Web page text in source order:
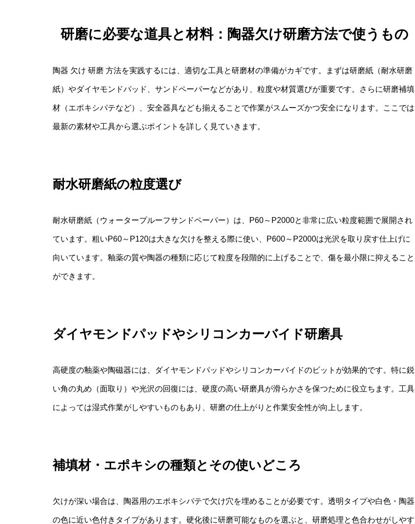
研磨に必要な道具と材料：陶器欠け研磨方法で使うもの
陶器 欠け 研磨 方法を実践するには、適切な工具と研磨材の準備がカギです。まずは研磨紙（耐水研磨
紙）やダイヤモンドパッド、サンドペーパーなどがあり、粒度や材質選びが重要です。さらに研磨補填
材（エポキシパテなど）、安全器具なども揃えることで作業がスムーズかつ安全になります。ここでは
最新の素材や工具から選ぶポイントを詳しく見ていきます。
耐水研磨紙の粒度選び
耐水研磨紙（ウォータープルーフサンドペーパー）は、P60～P2000と非常に広い粒度範囲で展開され
ています。粗いP60～P120は大きな欠けを整える際に使い、P600～P2000は光沢を取り戻す仕上げに
向いています。釉薬の質や陶器の種類に応じて粒度を段階的に上げることで、傷を最小限に抑えること
ができます。
ダイヤモンドパッドやシリコンカーバイド研磨具
高硬度の釉薬や陶磁器には、ダイヤモンドパッドやシリコンカーバイドのビットが効果的です。特に鋭
い角の丸め（面取り）や光沢の回復には、硬度の高い研磨具が滑らかさを保つために役立ちます。工具
によっては湿式作業がしやすいものもあり、研磨の仕上がりと作業安全性が向上します。
補填材・エポキシの種類とその使いどころ
欠けが深い場合は、陶器用のエポキシパテで欠け穴を埋めることが必要です。透明タイプや白色・陶器
の色に近い色付きタイプがあります。硬化後に研磨可能なものを選ぶと、研磨処理と色合わせがしやす